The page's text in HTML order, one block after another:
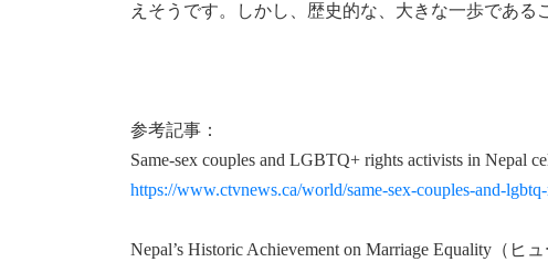
えそうです。しかし、歴史的な、大きな一歩である
参考記事：
Same-sex couples and LGBTQ+ rights activists in Nepal
https://www.ctvnews.ca/world/same-sex-couples-and-
Nepal’s Historic Achievement on Marriage Equality（ヒ